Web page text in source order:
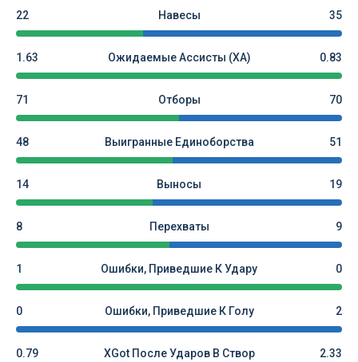
22 Навесы 35
1.63 Ожидаемые Ассисты (xA) 0.83
71 Отборы 70
48 Выигранные Единоборства 51
14 Выносы 19
8 Перехваты 9
1 Ошибки, Приведшие К Удару 0
0 Ошибки, Приведшие К Голу 2
0.79 XGot После Ударов В Створ 2.33